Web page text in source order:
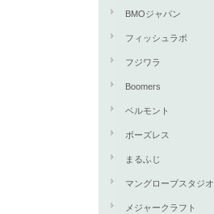
BMOジャパン
フィッシュラボ
フジワラ
Boomers
ベルモント
ボーズレス
まるふじ
マングローブスタジオ
メジャークラフト